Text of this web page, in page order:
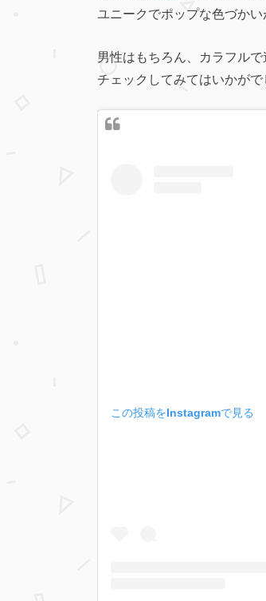
ユニークでポップな色づか
男性はもちろん、カラフル
チェックしてみてはいかがで
この投稿をInstagramで見る